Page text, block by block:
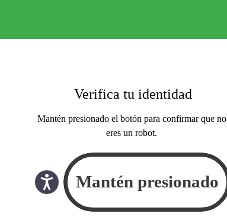
Verifica tu identidad
Mantén presionado el botón para confirmar que no
eres un robot.